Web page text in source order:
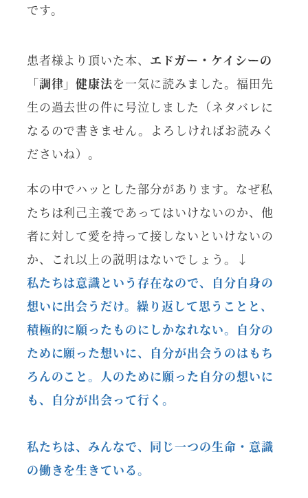
です。
患者様より頂いた本、 エドガー・ケイシーの
「調律」健康法を一気に読みました。福田先
生の過去世の件に号泣しました（ネタバレに
なるので書きません。よろしければお読みく
ださいね）。
本の中でハッとした部分があります。なぜ私
たちは利己主義であってはいけないのか、他
者に対して愛を持って接しないといけないの
か、これ以上の説明はないでしょう。↓
私たちは意識という存在なので、自分自身の
想いに出会うだけ。繰り返して思うことと、
積極的に願ったものにしかなれない。自分の
ために願った想いに、自分が出会うのはもち
ろんのこと。人のために願った自分の想いに
も、自分が出会って行く。
私たちは、みんなで、同じ一つの生命・意識
の働きを生きている。